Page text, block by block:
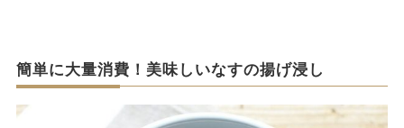
簡単に大量消費！美味しいなすの揚げ浸し